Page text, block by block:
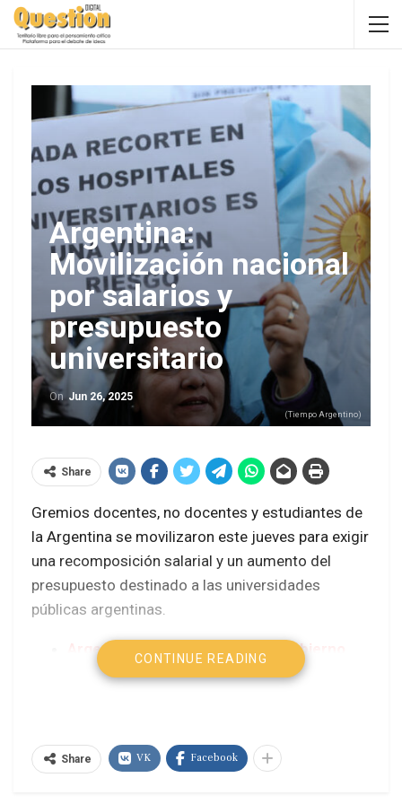
Argentina:
Movilización nacional
por salarios y
presupuesto
universitario
On Jun 26, 2025
(Tiempo Argentino)
Share
Gremios docentes, no docentes y estudiantes de
la Argentina se movilizaron este jueves para exigir
una recomposición salarial y un aumento del
presupuesto destinado a las universidades
públicas argentinas.
Argentina: La Iglesia criticó al Gobierno
por el avance narco en los barrios
Katz: “En Argentina falló el debut de una
estrategia de proscripción”
CONTINUE READING
Share VK Facebook